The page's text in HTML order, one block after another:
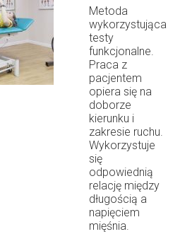
Metoda
wykorzystująca
testy
funkcjonalne.
Praca z
pacjentem
opiera się na
doborze
kierunku i
zakresie ruchu.
Wykorzystuje
się
odpowiednią
relację między
długością a
napięciem
mięśnia.